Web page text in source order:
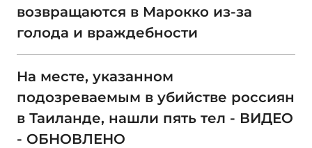
возвращаются в Марокко из-за
голода и враждебности
На месте, указанном
подозреваемым в убийстве россиян
в Таиланде, нашли пять тел - ВИДЕО
- ОБНОВЛЕНО